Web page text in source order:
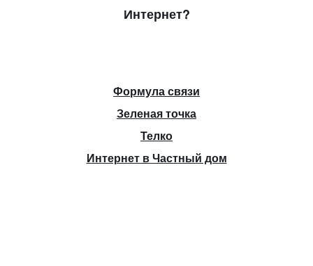
Интернет?
Формула связи
Зеленая точка
Телко
Интернет в Частный дом